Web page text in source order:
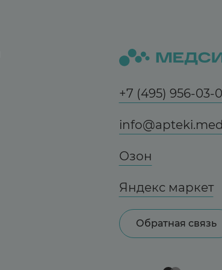
+7 (495) 956-03-
Озон
Яндекс маркет
Обратная связь